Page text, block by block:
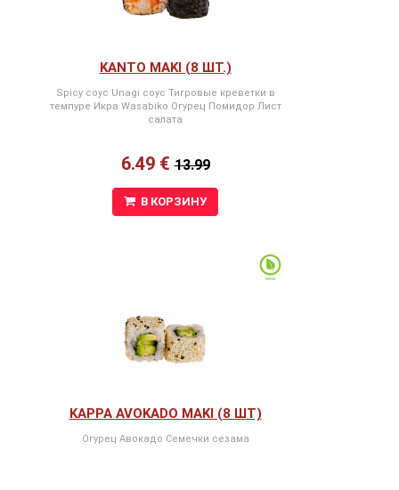
KANTO MAKI (8 ШТ.)
Spicy соус Unagi соус Тигровые креветки в
темпуре Икра Wasabiko Огурец Помидор Лист
салата
6.49 €13.99
В КОРЗИНУ
KAPPA AVOKADO MAKI (8 ШТ)
Огурец Авокадо Семечки сезама